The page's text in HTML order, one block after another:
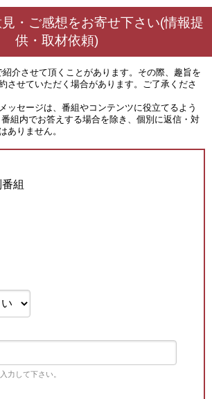
・ご感想をお寄せ下さい(情報提
供・取材依頼)
紹介させて頂くことがあります。その際、趣旨を
させていただく場合があります。ご了承くださ
ッセージは、番組やコンテンツに役立てるよう
組内でお答えする場合を除き、個別に返信・対
ありません。
組
力して下さい。